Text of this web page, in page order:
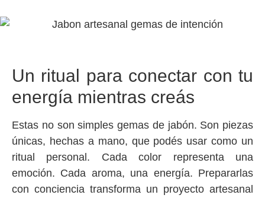
Un ritual para conectar con tu
energía mientras creás
Estas no son simples gemas de jabón. Son piezas
únicas, hechas a mano, que podés usar como un
ritual personal. Cada color representa una
emoción. Cada aroma, una energía. Prepararlas
con conciencia transforma un proyecto artesanal